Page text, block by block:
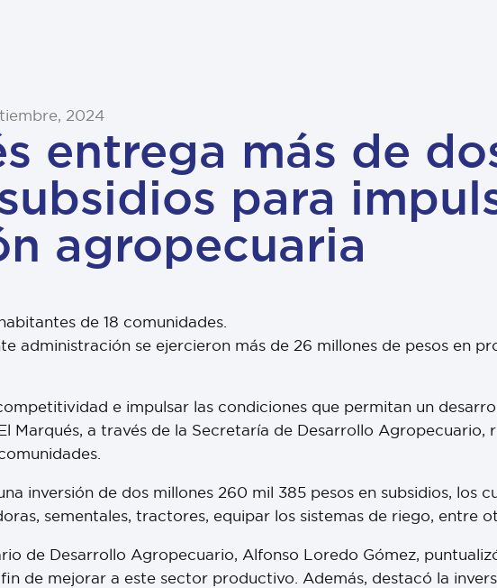
2024
entrega más de
para
agropecuaria
de 18 comunidades.
administración se ejercieron más de 26 millones de pesos en
e impulsar las condiciones que permitan un
Marqués, a través de la Secretaría de Desarrollo Agropecuario,
inversión de dos millones 260 mil 385 pesos en subsidios, los
sementales, tractores, equipar los sistemas de riego, entre
de Desarrollo Agropecuario, Alfonso Loredo Gómez,
de mejorar a este sector productivo. Además, destacó la